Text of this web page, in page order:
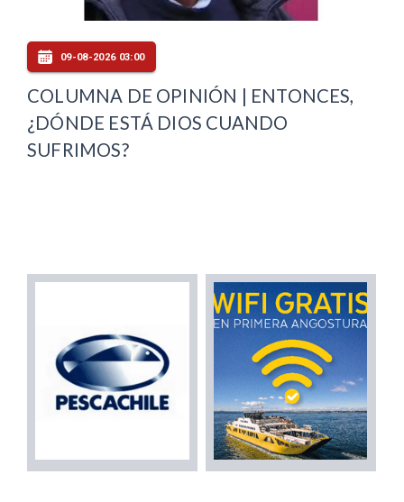
09-08-2026 03:00
COLUMNA DE OPINIÓN | ENTONCES,
¿DÓNDE ESTÁ DIOS CUANDO
SUFRIMOS?